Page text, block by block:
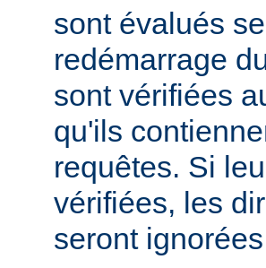
sont évalués
redémarrage
sont vérifiées
qu'ils
requêtes. Si
vérifiées, les
seront